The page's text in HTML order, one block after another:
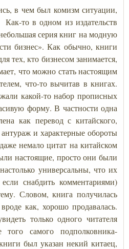
в чем был комизм ситуации,
то в одном из издательств
серия книг на модную
бизнес». Как обычно, книги
тех, кто бизнесом занимается,
что можно стать настоящим
что-то вычитав в книгах.
какой-то набор прописных
форму. В частности одна
как перевод с китайского,
и характерные обороты
немало цитат на китайском
настоящие, просто они были
универсальны, что их
снабдить комментариями)
Словом, книга получилась
как, хорошо продавалась.
только одного читателя
самого подполковника-
был указан некий китаец,